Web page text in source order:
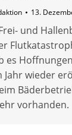
13.
und
es
Jahr wieder
vorhanden.